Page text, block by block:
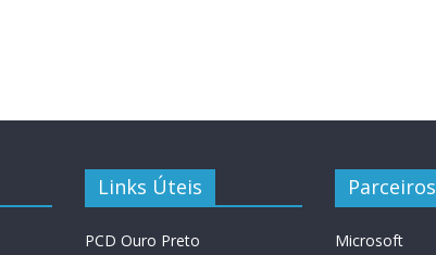
Links Úteis
PCD Ouro Preto
Parceiros
Microsoft